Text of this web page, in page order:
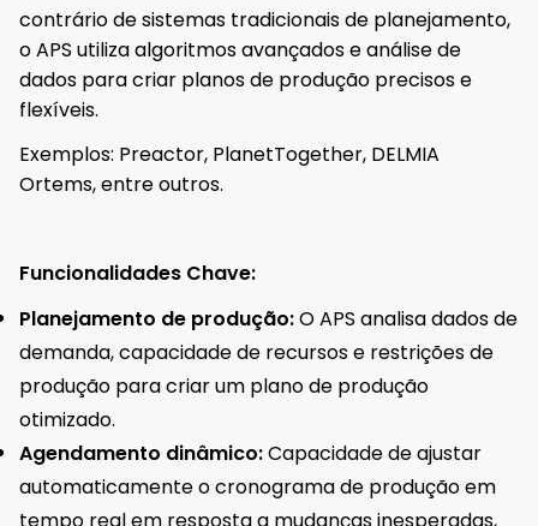
contrário de sistemas tradicionais de planejamento,
o APS utiliza algoritmos avançados e análise de
dados para criar planos de produção precisos e
flexíveis.
Exemplos: Preactor, PlanetTogether, DELMIA
Ortems, entre outros.
Funcionalidades Chave:
Planejamento de produção:O APS analisa dados de
demanda, capacidade de recursos e restrições de
produção para criar um plano de produção
otimizado.
Agendamento dinâmico:Capacidade de ajustar
automaticamente o cronograma de produção em